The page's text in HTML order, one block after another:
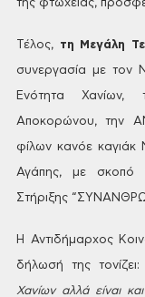
της φτώχειας,
Τέλος, τη Μεγάλη
συνεργασία με τον
Ενότητα Χανίων,
Αποκορώνου, την
φίλων κανόε καγιάκ
Αγάπης, μεσκοπό
Στήριξης
Η Αντιδήμαρχος
δήλωσή της τονίζει:
Χανίων αλλά είναι